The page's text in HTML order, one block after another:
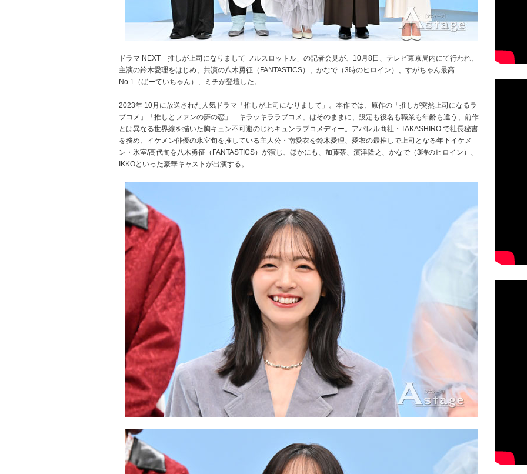
ドラマ NEXT「推しが上司になりまして フルスロットル」の記者会見が、10月8日、テレビ東京局内にて行われ、
主演の鈴木愛理をはじめ、共演の八木勇征（FANTASTICS）、かなで（3時のヒロイン）、すがちゃん最高
No.1（ばーていちゃん）、ミチが登壇した。
2023年 10月に放送された人気ドラマ「推しが上司になりまして」。本作では、原作の「推しが突然上司になるラ
ブコメ」「推しとファンの夢の恋」「キラッキララブコメ」はそのままに、設定も役名も職業も年齢も違う、前作
とは異なる世界線を描いた胸キュン不可避のじれキュンラブコメディー。アパレル商社・TAKASHIRO で社長秘書
を務め、イケメン俳優の氷室旬を推している主人公・南愛衣を鈴木愛理、愛衣の最推しで上司となる年下イケメ
ン・氷室/高代旬を八木勇征（FANTASTICS）が演じ、ほかにも、加藤茶、濱津隆之、かなで（3時のヒロイン）、
IKKOといった豪華キャストが出演する。